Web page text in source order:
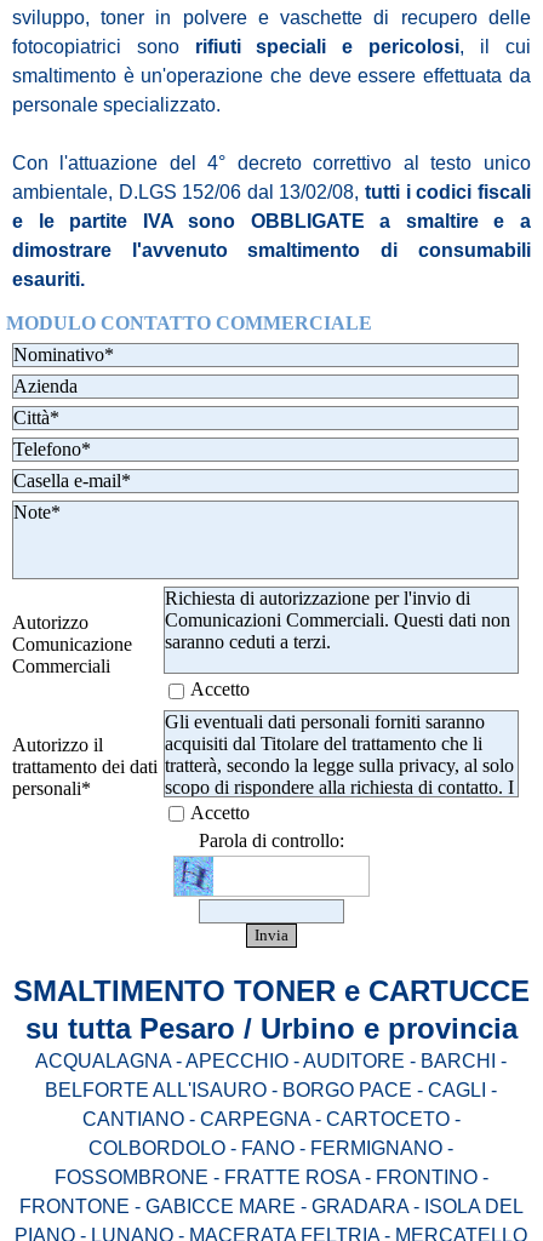
sviluppo, toner in polvere e vaschette di recupero delle
fotocopiatrici sono rifiuti speciali e pericolosi, il cui
smaltimento è un'operazione che deve essere effettuata da
personale specializzato.
Con l'attuazione del 4° decreto correttivo al testo unico
ambientale, D.LGS 152/06 dal 13/02/08, tutti i codici fiscali
e le partite IVA sono OBBLIGATE a smaltire e a
dimostrare l'avvenuto smaltimento di consumabili
esauriti.
MODULO CONTATTO COMMERCIALE
Autorizzo
Comunicazione
Commerciali
Richiesta di autorizzazione per l'invio di
Comunicazioni Commerciali. Questi dati non
saranno ceduti a terzi.
Accetto
Autorizzo il
trattamento dei dati
personali*
Gli eventuali dati personali forniti saranno
acquisiti dal Titolare del trattamento che li
tratterà, secondo la legge sulla privacy, al solo
scopo di rispondere alla richiesta di contatto. I
dati raccolti non saranno mai ceduti a terzi. La
cancellazione potrà essere richiesta in ogni
momento inviando una comunicazione come
previsto nel documento della privacy
(secondo GDPR).
Accetto
Parola di controllo:
SMALTIMENTO TONER e CARTUCCE
su tutta Pesaro / Urbino e provincia
ACQUALAGNA - APECCHIO - AUDITORE - BARCHI -
BELFORTE ALL'ISAURO - BORGO PACE - CAGLI -
CANTIANO - CARPEGNA - CARTOCETO -
COLBORDOLO - FANO - FERMIGNANO -
FOSSOMBRONE - FRATTE ROSA - FRONTINO -
FRONTONE - GABICCE MARE - GRADARA - ISOLA DEL
PIANO - LUNANO - MACERATA FELTRIA - MERCATELLO